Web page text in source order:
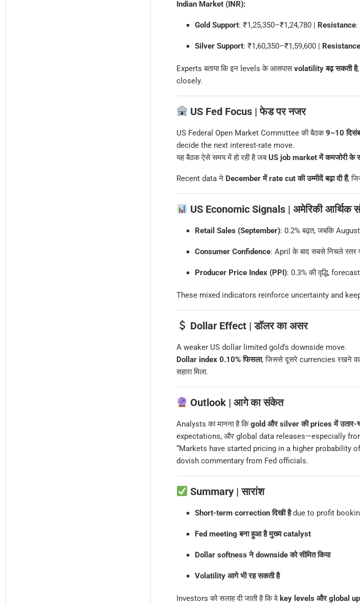
Indian Market (INR):
Gold Support: ₹1,25,350–₹1,24,780 | Resistance:
Silver Support: ₹1,60,350–₹1,59,600 | Resistance
Experts बताया कि इन levels के आसपासvolatility बढ़ सकती है
closely.
US Fed Focus | फेड पर नजर
US Federal Open Market Committee की बैठक9–10
decide the next interest-rate move.
यह बैठक ऐसे समय में हो रही है जबUS job market में कमजोरी के
Recent data ने December में rate cut की उम्मीदें बढ़ा दी हैं,
US Economic Signals | अमेरिकी आर्थिक
Retail Sales (September): 0.2% बढ़त, जबकि
Consumer Confidence: April के बाद सबसे निचले स्तर
Producer Price Index (PPI): 0.3% की वृद्धि,
These mixed indicators reinforce uncertainty and
Dollar Effect | डॉलर का असर
A weaker US dollar limited gold’s downside move.
Dollar index 0.10% फिसला, जिससे दूसरे currencies रखने
सहारा मिला.
Outlook | आगे का संकेत
Analysts का मानना है किgold और silver की prices में उतार-
expectations, और global data releases—especially
“Markets have started pricing in a higher probability
dovish commentary from Fed officials.
Summary | सारांश
Short-term correction दिखी हैdue to profit
Fed meeting बना हुआ है मुख्य catalyst
Dollar softness ने downside को सीमित किया
Volatility आगे भी रह सकती है
Investors को सलाह दी जाती है कि वे key levels और global